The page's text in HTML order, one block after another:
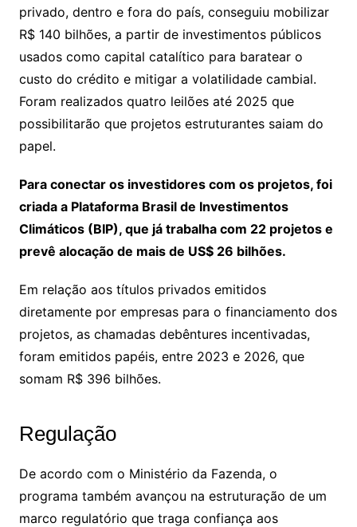
privado, dentro e fora do país, conseguiu mobilizar
R$ 140 bilhões, a partir de investimentos públicos
usados como capital catalítico para baratear o
custo do crédito e mitigar a volatilidade cambial.
Foram realizados quatro leilões até 2025 que
possibilitarão que projetos estruturantes saiam do
papel.
Para conectar os investidores com os projetos, foi
criada a Plataforma Brasil de Investimentos
Climáticos (BIP), que já trabalha com 22 projetos e
prevê alocação de mais de US$ 26 bilhões.
Em relação aos títulos privados emitidos
diretamente por empresas para o financiamento dos
projetos, as chamadas debêntures incentivadas,
foram emitidos papéis, entre 2023 e 2026, que
somam R$ 396 bilhões.
Regulação
De acordo com o Ministério da Fazenda, o
programa também avançou na estruturação de um
marco regulatório que traga confiança aos